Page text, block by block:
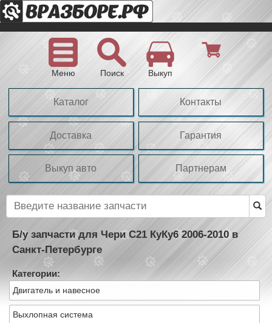
Меню Поиск Выкуп
Каталог Контакты
Доставка Гарантия
Выкуп авто Партнерам
Б/у запчасти для Чери С21 КуКу6 2006-2010 в
Санкт-Петербурге
Категории:
Двигатель и навесное
Выхлопная система